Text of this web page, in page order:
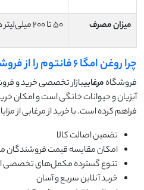
میزان مصرف ۵۰ تا ۲۰۰ میلی‌لیتر در روز بر اساس سن و جثه
چرا روغن امگا ۶ فانتوم را از فروشگاه مرغابی بخریم؟
فروشگاهمرغابیبازار تخصصی خرید و
آبزیان و حیوانات خانگی است و امکان
فراهم کرده است. با خرید از مرغابی از
تضمین اصالت کالا
امکان مقایسه قیمت فروشندگان
تنوع گسترده مکمل‌های
خرید آنلاین سریع و آسان